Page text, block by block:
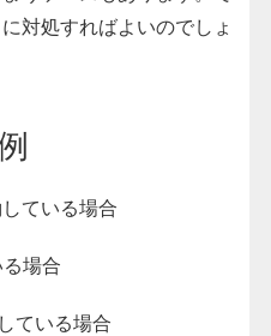
対処すればよいのでしょ
ている場合
場合
ている場合